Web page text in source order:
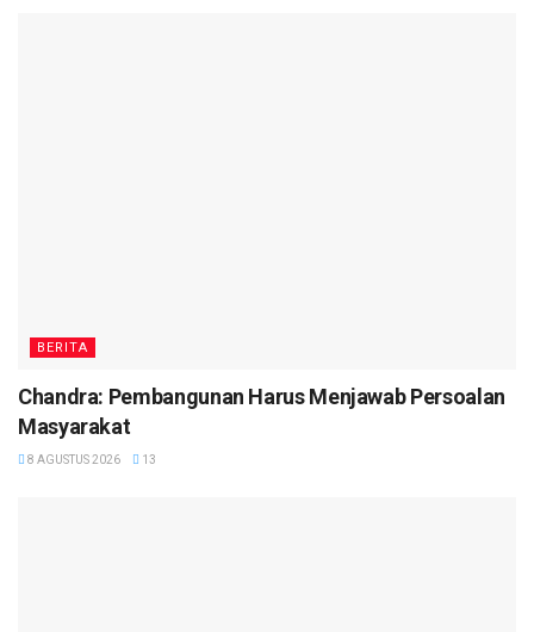
BERITA
Chandra: Pembangunan Harus Menjawab Persoalan
Masyarakat
8 AGUSTUS 2026 13